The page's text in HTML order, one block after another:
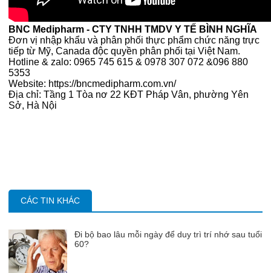
BNC Medipharm - CTY TNHH TMDV Y TẾ BÌNH NGHĨA
Đơn vị nhập khẩu và phân phối thực phẩm chức năng trực
tiếp từ Mỹ, Canada độc quyền phân phối tại Việt Nam.
Hotline & zalo: 0965 745 615 & 0978 307 072 &096 880
5353
Website: https://bncmedipharm.com.vn/
Địa chỉ: Tầng 1 Tòa nơ 22 KĐT Pháp Vân, phường Yên
Sở, Hà Nội
CÁC TIN KHÁC
Đi bộ bao lâu mỗi ngày để duy trì trí nhớ sau tuổi
60?